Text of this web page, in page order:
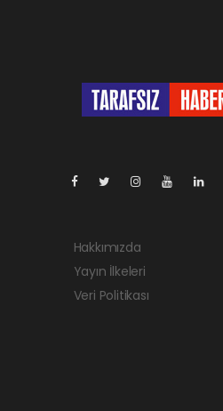
Hakkımızda
Yayın İlkeleri
Veri Politikası